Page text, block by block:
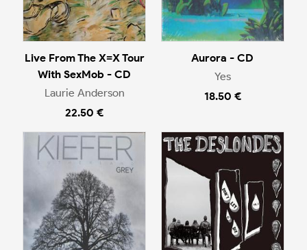
Live From The X=X Tour
With SexMob - CD
Laurie Anderson
22.50 €
Aurora - CD
Yes
18.50 €